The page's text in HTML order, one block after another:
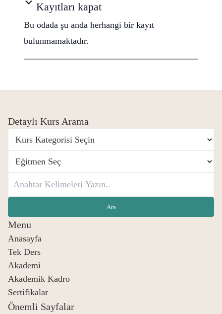
Kayıtları kapat
Bu odada şu anda herhangi bir kayıt
bulunmamaktadır.
Detaylı Kurs Arama
Menu
Anasayfa
Tek Ders
Akademi
Akademik Kadro
Sertifikalar
Önemli Sayfalar